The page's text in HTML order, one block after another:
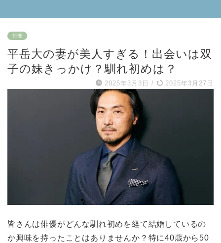
俳優
平岳大の妻が美人すぎる！出会いは双
子の妹きっかけ？馴れ初めは？
2025年3月3日 / 2025年3月27日
皆さんは俳優がどんな馴れ初めを経て結婚しているの
か興味を持ったことはありませんか？特に40歳から50